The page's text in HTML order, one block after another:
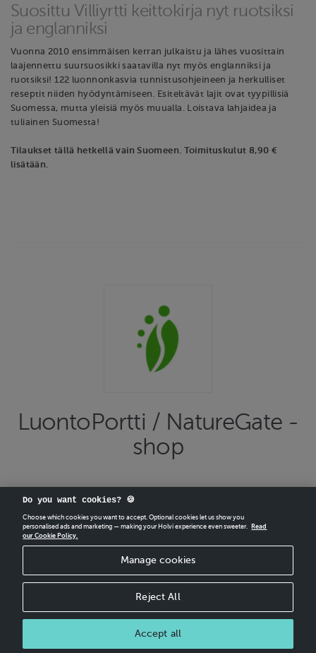
Suosittu Villiyrtti keittokirja nyt ruotsiksi
ja englanniksi
Vuonna 2010 ensimmäisen kerran julkaistu ja lähes vuosittain
laajennettu suursuosikki saatavilla nyt myös englanniksi ja
ruotsiksi! 122 luonnonkasvia tunnistusohjeineen ja herkulliset
reseptit niiden hyödyntämiseen. Esiteltävät lajit ovat tyypillisiä
Suomessa, mutta yleisiä myös muualla. Loistava lahjaidea ja
tuliainen Suomesta!
Tilaukset tällä hetkellä vain Suomeen. Toimituskulut 8,90 €
lisätään.
LuontoPortti / NatureGate -
shop
CREATEYOUR OWN HOLVI ONLINE STORE IN MINUTES.
Do you want cookies? 🍪
Choose which cookies you want to accept. Optional cookies let us show you
personalised ads and marketing — making your Holvi experience even sweeter.
Read
our Cookie Policy.
Manage cookies
Reject All
Accept all